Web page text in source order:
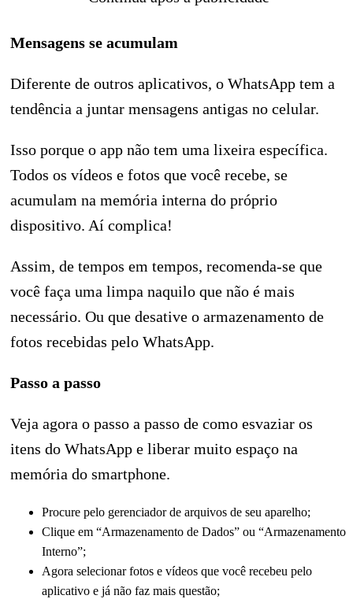
Mensagens se acumulam
Diferente de outros aplicativos, o WhatsApp tem a
tendência a juntar mensagens antigas no celular.
Isso porque o app não tem uma lixeira específica.
Todos os vídeos e fotos que você recebe, se
acumulam na memória interna do próprio
dispositivo. Aí complica!
Assim, de tempos em tempos, recomenda-se que
você faça uma limpa naquilo que não é mais
necessário. Ou que desative o armazenamento de
fotos recebidas pelo WhatsApp.
Passo a passo
Veja agora o passo a passo de como esvaziar os
itens do WhatsApp e liberar muito espaço na
memória do smartphone.
Procure pelo gerenciador de arquivos de seu aparelho;
Clique em “Armazenamento de Dados” ou “Armazenamento
Interno”;
Agora selecionar fotos e vídeos que você recebeu pelo
aplicativo e já não faz mais questão;